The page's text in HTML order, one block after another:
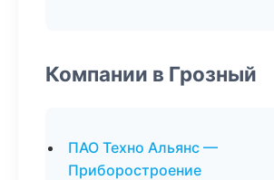
Компании в Грозный
ПАО Техно Альянс —
Приборостроение